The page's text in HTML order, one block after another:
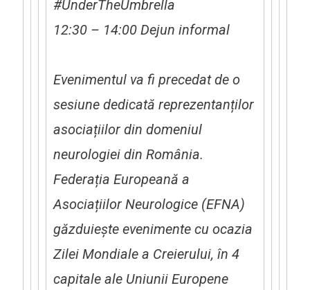
#UnderTheUmbrella
12:30 – 14:00 Dejun informal
Evenimentul va fi precedat de o
sesiune dedicată reprezentanților
asociațiilor din domeniul
neurologiei din România.
Federația Europeană a
Asociațiilor Neurologice (EFNA)
găzduiește evenimente cu ocazia
Zilei Mondiale a Creierului, în 4
capitale ale Uniunii Europene